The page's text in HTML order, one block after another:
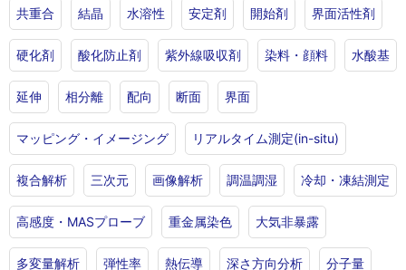
共重合 結晶 水溶性 安定剤 開始剤 界面活性剤
硬化剤 酸化防止剤 紫外線吸収剤 染料・顔料 水酸基
延伸 相分離 配向 断面 界面
マッピング・イメージング リアルタイム測定(in-situ)
複合解析 三次元 画像解析 調温調湿 冷却・凍結測定
高感度・MASプローブ 重金属染色 大気非暴露
多変量解析 弾性率 熱伝導 深さ方向分析 分子量